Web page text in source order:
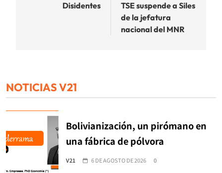
Disidentes
TSE suspende a Siles
de la jefatura
nacional del MNR
NOTICIAS V21
Bolivianización, un pirómano en
una fábrica de pólvora
V21 6 DE AGOSTO DE 2026 0